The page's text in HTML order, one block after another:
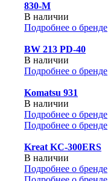
830-М
В наличии
Подробнее о бренде
BW 213 PD-40
В наличии
Подробнее о бренде
Komatsu 931
В наличии
Подробнее о бренде
Подробнее о бренде
Kreat KC-300ERS
В наличии
Подробнее о бренде